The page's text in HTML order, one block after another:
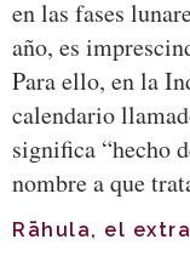
en las fases
año, es
Para ello, en la
calendario
significa “hecho
nombre a que
Rāhula, el